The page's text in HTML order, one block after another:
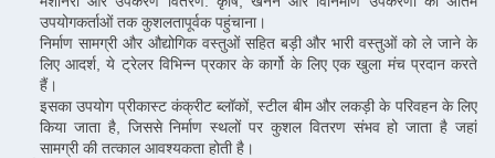
उपयोगकर्ताओं तक कुशलतापूर्वक पहुंचाना।
निर्माण सामग्री और औद्योगिक वस्तुओं सहित बड़ी और भारी वस्तुओं को ले जाने के
लिए आदर्श, ये ट्रेलर विभिन्न प्रकार के कार्गो के लिए एक खुला मंच प्रदान करते
हैं।
इसका उपयोग प्रीकास्ट कंक्रीट ब्लॉकों, स्टील बीम और लकड़ी के परिवहन के लिए
किया जाता है, जिससे निर्माण स्थलों पर कुशल वितरण संभव हो जाता है जहां
सामग्री की तत्काल आवश्यकता होती है।